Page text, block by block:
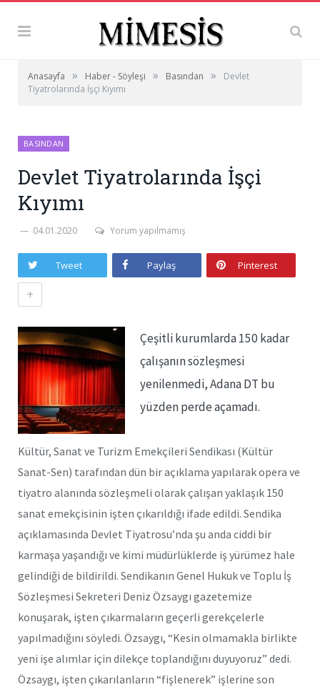
Anasayfa » Haber - Söyleşi » Basından »
Devlet
Tiyatrolarında İşçi Kıyımı
BASINDAN
Devlet Tiyatrolarında İşçi
Kıyımı
04.01.2020 Yorum yapılmamış
Tweet Paylaş Pinterest
+
Çeşitli kurumlarda 150 kadar
çalışanın sözleşmesi
yenilenmedi, Adana DT bu
yüzden perde açamadı.
Kültür, Sanat ve Turizm Emekçileri Sendikası (Kültür
Sanat-Sen) tarafından dün bir açıklama yapılarak opera ve
tiyatro alanında sözleşmeli olarak çalışan yaklaşık 150
sanat emekçisinin işten çıkarıldığı ifade edildi. Sendika
açıklamasında Devlet Tiyatrosu’nda şu anda ciddi bir
karmaşa yaşandığı ve kimi müdürlüklerde iş yürümez hale
gelindiği de bildirildi. Sendikanın Genel Hukuk ve Toplu İş
Sözleşmesi Sekreteri Deniz Özsaygı gazetemize
konuşarak, işten çıkarmaların geçerli gerekçelerle
yapılmadığını söyledi. Özsaygı, “Kesin olmamakla birlikte
yeni işe alımlar için dilekçe toplandığını duyuyoruz” dedi.
Özsaygı, işten çıkarılanların “fişlenerek” işlerine son